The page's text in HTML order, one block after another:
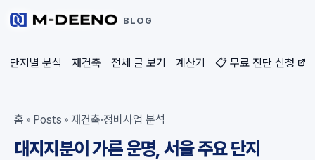
BLOG
단지별 분석 재건축 전체 글 보기 계산기 📋 무료 진단 신청
홈 » Posts » 재건축·정비사업 분석
대지지분이 가른 운명, 서울 주요 단지